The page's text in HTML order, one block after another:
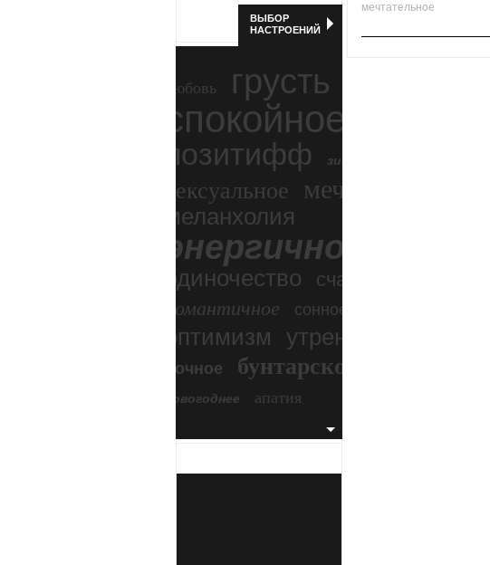
ВЫБОР
НАСТРОЕНИЙ
любовь грусть
спокойное
позитифф зимний экстрим
сексуальное мечтательное
меланхолия
энергичное
одиночество счастье
романтичное сонное
оптимизм утреннее
ночное бунтарское
новогоднее
апатия
мечтательное